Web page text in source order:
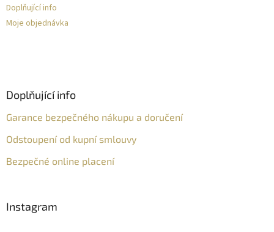
Doplňující info
Moje objednávka
Doplňující info
Garance bezpečného nákupu a doručení
Odstoupení od kupní smlouvy
Bezpečné online placení
Instagram